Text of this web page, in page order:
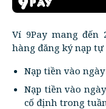
Ví 9Pay mang
hàng đăng ký nạp
Nạp tiền vào
Nạp tiền vào
cố định trong